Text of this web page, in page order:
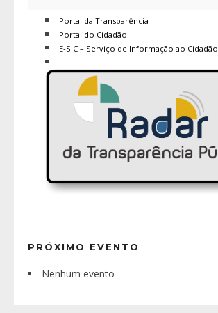
Portal da Transparência
Portal do Cidadão
E-SIC – Serviço de Informação ao Cidadão
PRÓXIMO EVENTO
Nenhum evento